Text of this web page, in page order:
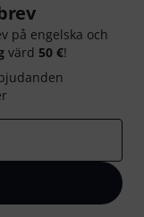
på engelska och
värd 50 €!